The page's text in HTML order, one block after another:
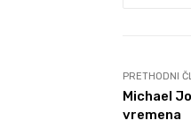
PRETHODNI
Michael
vremena